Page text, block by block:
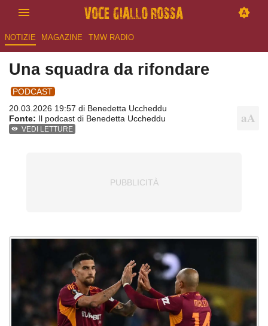
NOTIZIE MAGAZINE TMW RADIO
Una squadra da rifondare
PODCAST
20.03.2026 19:57 di Benedetta Uccheddu
Fonte: Il podcast di Benedetta Uccheddu
VEDI LETTURE